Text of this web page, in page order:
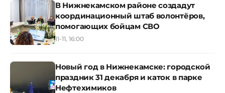
В Нижнекамском районе создадут
координационный штаб волонтёров,
помогающих бойцам СВО
11-11, 16:00
Новый год в Нижнекамске: городской
праздник 31 декабря и каток в парке
Нефтехимиков